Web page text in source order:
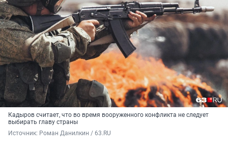
Кадыров считает, что во время вооруженного конфликта не следует
выбирать главу страны
Источник: Роман Данилкин / 63.RU